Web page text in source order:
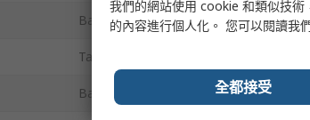
Barrier Colour
Tape Colour
Barrier Material
我們的網站使用 cookie 和類似技
的內容進行個人化。 您可以閱讀我
全都接受